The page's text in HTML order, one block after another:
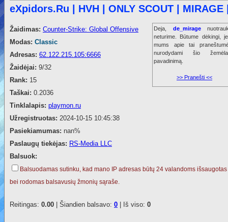
eXpidors.Ru | HVH | ONLY SCOUT |
Žaidimas: Counter-Strike: Global Offensive
Modas: Classic
Adresas: 62.122.215.105:6666
Žaidėjai: 9/32
Rank: 15
Taškai: 0.2036
Tinklalapis: playmon.ru
Užregistruotas: 2024-10-15 10:45:38
Pasiekiamumas: nan%
Paslaugų tiekėjas: RS-Media LLC
Balsuok:
Balsuodamas sutinku, kad mano IP adresas būtų 24 valandoms išsaugotas
bei rodomas balsavusių žmonių sąraše.
Reitingas: 0.00 | Šiandien balsavo: 0 | Iš viso: 0
Deja, de_mirage
neturime. Būtume dėkingi,
mums apie tai
nurodydami šio
pavadinimą.
>> Pranešti <<